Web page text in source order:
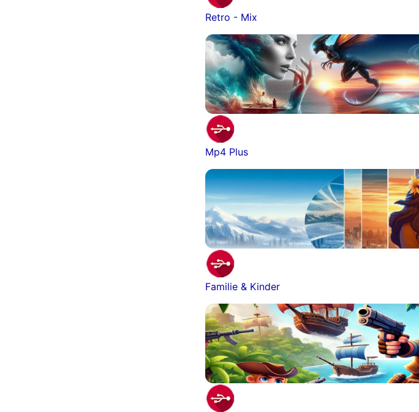
Retro - Mix
Mp4 Plus
Familie & Kinder